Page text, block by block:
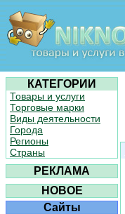
КАТЕГОРИИ
Товары и услуги
Торговые марки
Виды деятельности
Города
Регионы
Страны
РЕКЛАМА
НОВОЕ
Сайты